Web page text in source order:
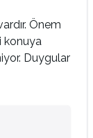
Önem
konuya
Duygular